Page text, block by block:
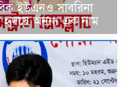
ইউএনও সাবরিনা
হৃদয়ে অনন্য এক নাম